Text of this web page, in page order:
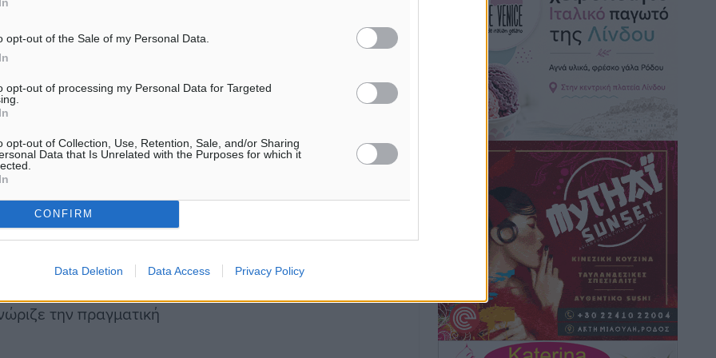
opt-out of the Sale of my Personal Data.
opt-out of processing my Personal Data for Targeted
opt-out of Collection, Use, Retention, Sale, and/or Sharing
Data that Is Unrelated with the Purposes for which it
CONFIRM
Data Deletion Data Access Privacy Policy
μάλιστα, ότι
ιδιώτη, ενώ υποστήριζε
του ν. 4495/2017
αυτό, σύμφωνα πάντα με
στις 7
πως δεν είχε την
στον
προβεί σε ενέργειες
Δημόσιο, πολλώ δε
Ο εγκαλών, όπως
την πραγματική
Τοπικές Ειδήσεις πριν 12 ώρες
Iατρικός Σύλλογος Ροδου προς Α.
Γεωργιάδη: Στρατηγικές Προτάσεις για
την Ενίσχυση της Δημόσιας Υγείας στη
Νησιωτική Ελλάδα και στα
Τοπικές Ειδήσεις• πριν 12 ώρες
Πάνθηρες: Ξεκίνησαν αισιόδοξοι για
την παρθενική “πτήση” τους
Αθλητικά• πριν 12 ώρες
Άρης Αρχαγγέλου: Στο πλευρό του
άτυχου Ιάκωβου Θωμά
Αθλητικά• πριν 12 ώρες